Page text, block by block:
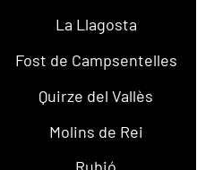
La Llagosta
Fost de Campsentelles
Quirze del Vallès
Molins de Rei